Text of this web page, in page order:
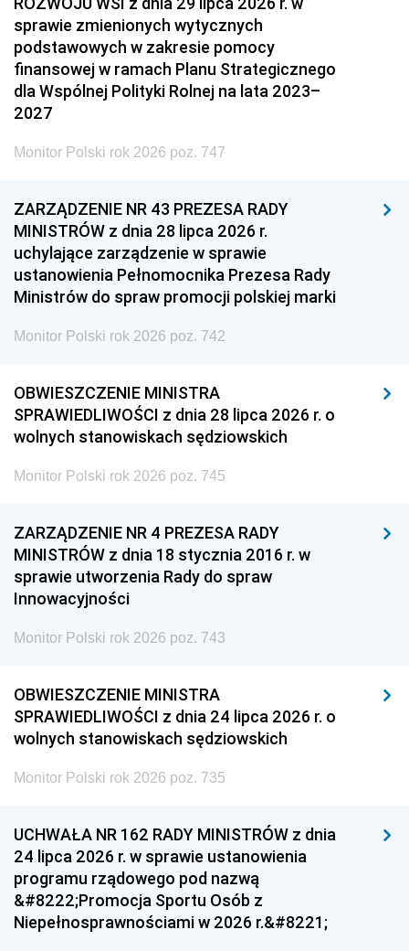
sprawie zmienionych wytycznych
podstawowych w zakresie pomocy
finansowej w ramach Planu Strategicznego
dla Wspólnej Polityki Rolnej na lata 2023–
2027
Monitor Polski rok 2026 poz. 747
ZARZĄDZENIE NR 43 PREZESA RADY
MINISTRÓW z dnia 28 lipca 2026 r.
uchylające zarządzenie w sprawie
ustanowienia Pełnomocnika Prezesa Rady
Ministrów do spraw promocji polskiej marki
Monitor Polski rok 2026 poz. 742
OBWIESZCZENIE MINISTRA
SPRAWIEDLIWOŚCI z dnia 28 lipca 2026 r. o
wolnych stanowiskach sędziowskich
Monitor Polski rok 2026 poz. 745
ZARZĄDZENIE NR 4 PREZESA RADY
MINISTRÓW z dnia 18 stycznia 2016 r. w
sprawie utworzenia Rady do spraw
Innowacyjności
Monitor Polski rok 2026 poz. 743
OBWIESZCZENIE MINISTRA
SPRAWIEDLIWOŚCI z dnia 24 lipca 2026 r. o
wolnych stanowiskach sędziowskich
Monitor Polski rok 2026 poz. 735
UCHWAŁA NR 162 RADY MINISTRÓW z dnia
24 lipca 2026 r. w sprawie ustanowienia
programu rządowego pod nazwą
&#8222;Promocja Sportu Osób z
Niepełnosprawnościami w 2026 r.&#8221;